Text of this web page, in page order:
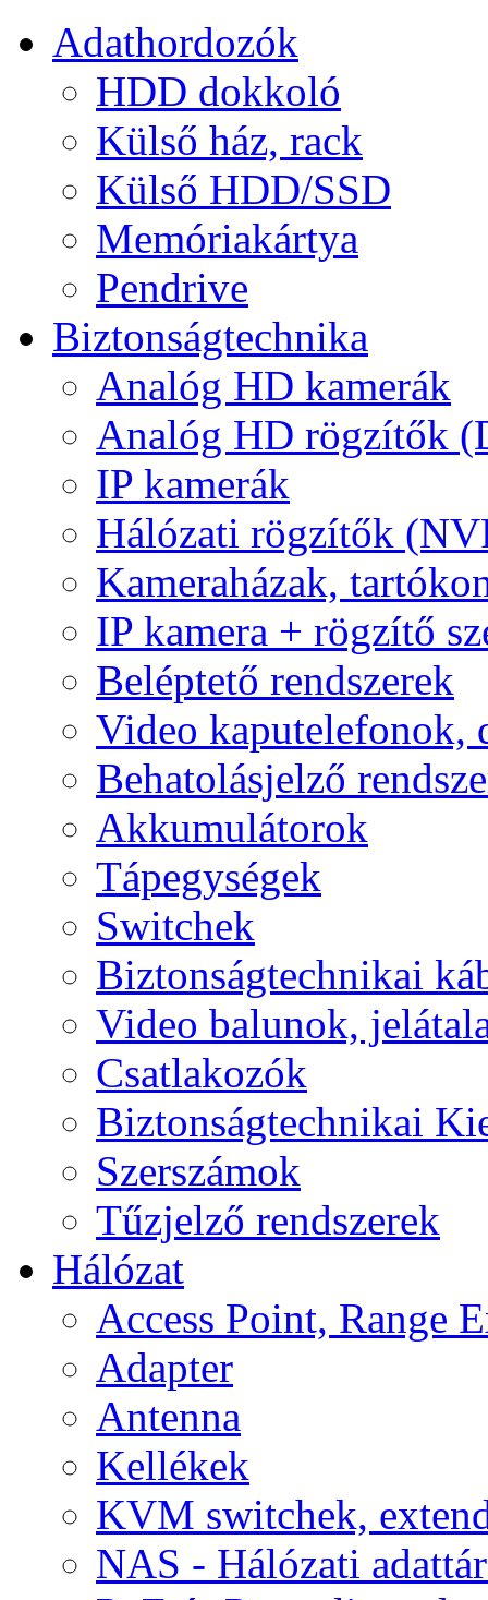
Adathordozók
HDD dokkoló
Külső ház, rack
Külső HDD/SSD
Memóriakártya
Pendrive
Biztonságtechnika
Analóg HD kamerák
Analóg HD rögzítők
IP kamerák
Hálózati rögzítők
Kameraházak,
IP kamera + rögzítő
Beléptető rendszerek
Video kaputelefonok,
Behatolásjelző
Akkumulátorok
Tápegységek
Switchek
Biztonságtechnikai
Video balunok,
Csatlakozók
Biztonságtechnikai
Szerszámok
Tűzjelző rendszerek
Hálózat
Access Point, Range
Adapter
Antenna
Kellékek
KVM switchek,
NAS - Hálózati